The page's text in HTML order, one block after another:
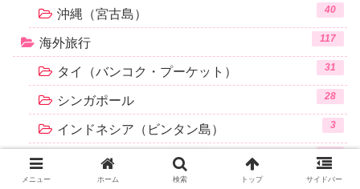
沖縄（宮古島） 40
海外旅行 117
タイ（バンコク・プーケット） 31
シンガポール 28
インドネシア（ビンタン島） 3
フィリピン（セブ島）
75
メニュー ホーム 検索 トップ サイドバー